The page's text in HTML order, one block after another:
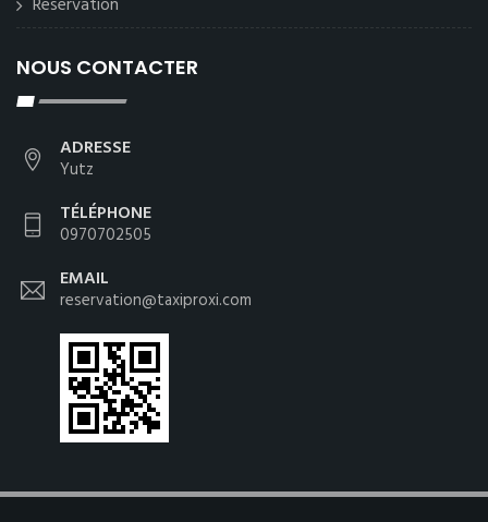
Reservation
NOUS CONTACTER
ADRESSE
Yutz
TÉLÉPHONE
0970702505
EMAIL
reservation@taxiproxi.com